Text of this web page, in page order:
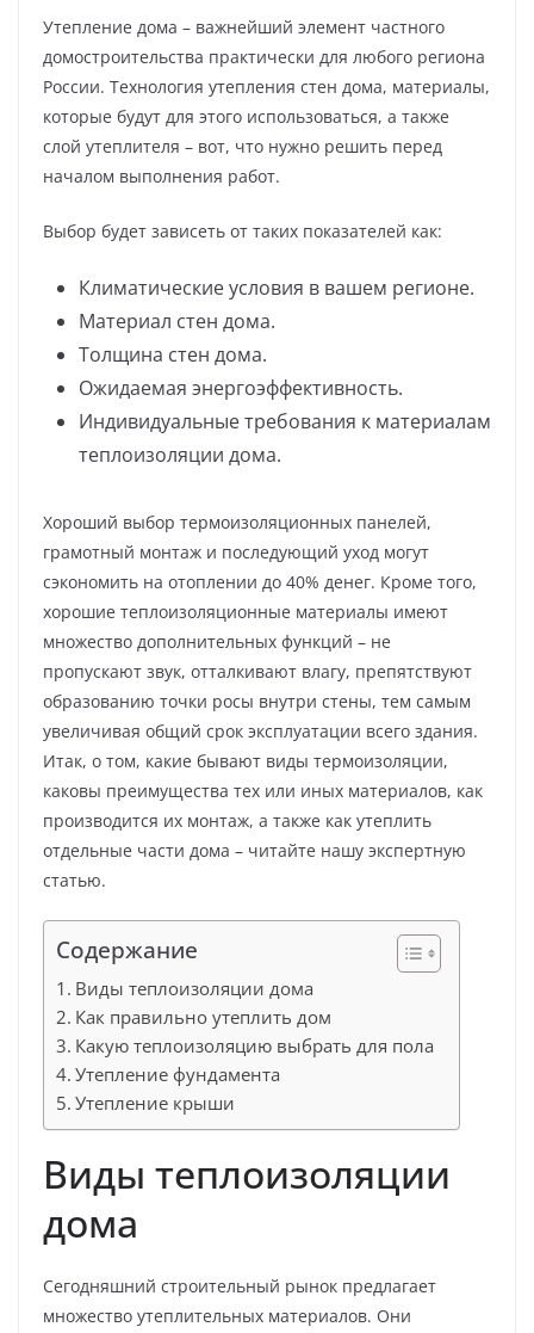
Утепление дома – важнейший элемент частного
домостроительства практически для любого региона
России. Технология утепления стен дома, материалы,
которые будут для этого использоваться, а также
слой утеплителя – вот, что нужно решить перед
началом выполнения работ.
Выбор будет зависеть от таких показателей как:
Климатические условия в вашем регионе.
Материал стен дома.
Толщина стен дома.
Ожидаемая энергоэффективность.
Индивидуальные требования к материалам
теплоизоляции дома.
Хороший выбор термоизоляционных панелей,
грамотный монтаж и последующий уход могут
сэкономить на отоплении до 40% денег. Кроме того,
хорошие теплоизоляционные материалы имеют
множество дополнительных функций – не
пропускают звук, отталкивают влагу, препятствуют
образованию точки росы внутри стены, тем самым
увеличивая общий срок эксплуатации всего здания.
Итак, о том, какие бывают виды термоизоляции,
каковы преимущества тех или иных материалов, как
производится их монтаж, а также как утеплить
отдельные части дома – читайте нашу экспертную
статью.
Содержание
Виды теплоизоляции дома
Как правильно утеплить дом
Какую теплоизоляцию выбрать для пола
Утепление фундамента
Утепление крыши
Виды теплоизоляции
дома
Сегодняшний строительный рынок предлагает
множество утеплительных материалов. Они